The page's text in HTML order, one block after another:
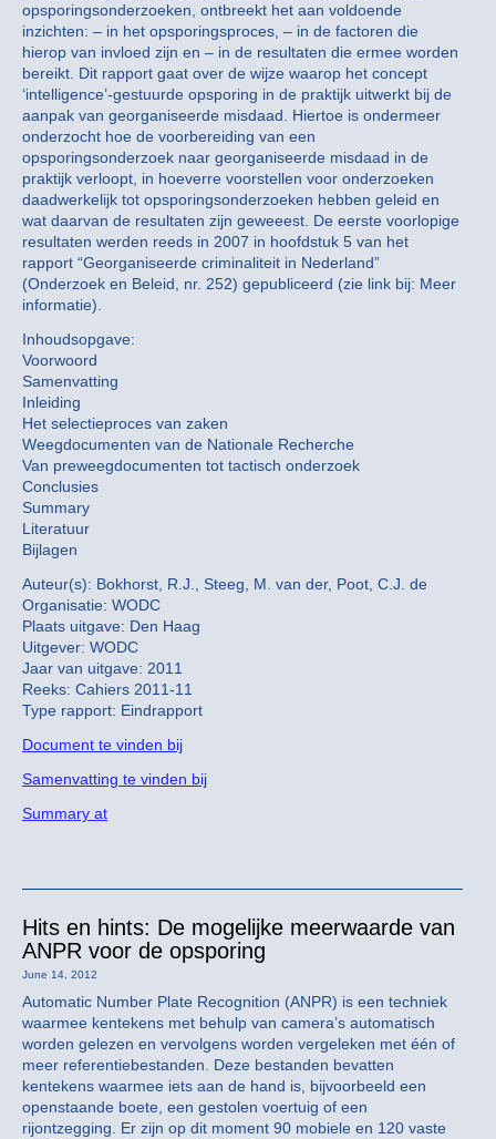
opsporingsonderzoeken, ontbreekt het aan voldoende
inzichten: – in het opsporingsproces, – in de factoren die
hierop van invloed zijn en – in de resultaten die ermee worden
bereikt. Dit rapport gaat over de wijze waarop het concept
‘intelligence’-gestuurde opsporing in de praktijk uitwerkt bij de
aanpak van georganiseerde misdaad. Hiertoe is ondermeer
onderzocht hoe de voorbereiding van een
opsporingsonderzoek naar georganiseerde misdaad in de
praktijk verloopt, in hoeverre voorstellen voor onderzoeken
daadwerkelijk tot opsporingsonderzoeken hebben geleid en
wat daarvan de resultaten zijn geweeest. De eerste voorlopige
resultaten werden reeds in 2007 in hoofdstuk 5 van het
rapport “Georganiseerde criminaliteit in Nederland”
(Onderzoek en Beleid, nr. 252) gepubliceerd (zie link bij: Meer
informatie).
Inhoudsopgave:
Voorwoord
Samenvatting
Inleiding
Het selectieproces van zaken
Weegdocumenten van de Nationale Recherche
Van preweegdocumenten tot tactisch onderzoek
Conclusies
Summary
Literatuur
Bijlagen
Auteur(s): Bokhorst, R.J., Steeg, M. van der, Poot, C.J. de
Organisatie: WODC
Plaats uitgave: Den Haag
Uitgever: WODC
Jaar van uitgave: 2011
Reeks: Cahiers 2011-11
Type rapport: Eindrapport
Document te vinden bij
Samenvatting te vinden bij
Summary at
Hits en hints: De mogelijke meerwaarde van
ANPR voor de opsporing
June 14, 2012
Automatic Number Plate Recognition (ANPR) is een techniek
waarmee kentekens met behulp van camera’s automatisch
worden gelezen en vervolgens worden vergeleken met één of
meer referentiebestanden. Deze bestanden bevatten
kentekens waarmee iets aan de hand is, bijvoorbeeld een
openstaande boete, een gestolen voertuig of een
rijontzegging. Er zijn op dit moment 90 mobiele en 120 vaste